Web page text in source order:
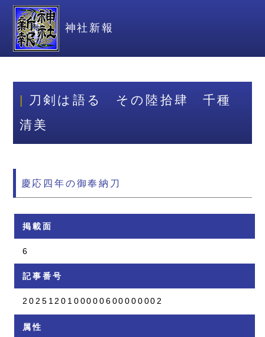
神社新報
刀剣は語る その陸拾肆 千種
清美
慶応四年の御奉納刀
掲載面
6
記事番号
2025120100000600000002
属性